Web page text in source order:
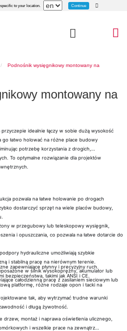
to your location. Continue
montowany na
idealnie łączy w sobie dużą wysokość
łatwo holować na różne place budowy
potrzebę korzystania z drogich,
To optymalne rozwiązanie dla projektów
pozwala na łatwe holowanie po drogach
dostarczyć sprzęt na wiele placów budowy,
w przegubowy lub teleskopowy wysięgnik,
i opuszczania, co pozwala na łatwe dotarcie do
hydrauliczne umożliwiają szybkie
i stabilną pracę na nierównym terenie.
w silnik wysokoprężny, akumulator lub
całodzienną pracę z zasilaniem sieciowym lub
tak, aby wytrzymać trudne warunki
i długą żywotność.
zapewniające płynny i precyzyjny ruch.
bezpieczeństwa, takimi jak ANSI i CE.
platformę, różne rodzaje opon i tacki na
drzew, montaż i naprawa oświetlenia ulicznego,
i wszelkie prace na zewnątrz